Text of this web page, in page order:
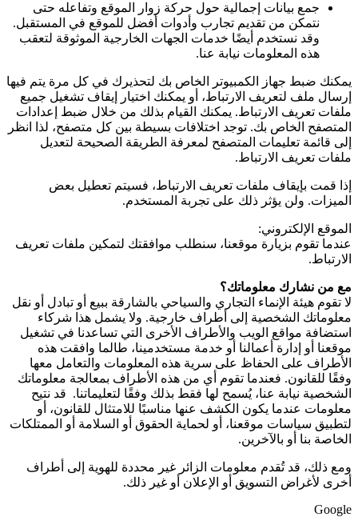
جمع بيانات إجمالية حول حركة زوار الموقع وتفاعله حتى
نتمكن من تقديم تجارب وأدوات أفضل للموقع في المستقبل.
وقد نستخدم أيضًا خدمات الجهات الخارجية الموثوقة لتعقب
هذه المعلومات نيابة عنا.
يمكنك ضبط جهاز الكمبيوتر الخاص بك لتحذيرك في كل مرة يتم فيها
إرسال ملف لتعريف الارتباط، أو يمكنك اختيار إيقاف تشغيل جميع
ملفات تعريف الارتباط. يمكنك القيام بذلك من خلال ضبط إعدادات
المتصفح الخاص بك. توجد اختلافات بسيطة بين كل متصفح، لذا انظر
إلى قائمة تعليمات المتصفح لمعرفة الطريقة الصحيحة لتعديل
ملفات تعريف الارتباط.
إذا قمت بإيقاف ملفات تعريف الارتباط، فسيتم تعطيل بعض
الميزات. ولن يؤثر ذلك على تجربة المستخدم.
الموقع الإلكتروني:
عندما تقوم بزيارة موقعنا، سنطلب موافقتك لتمكين ملفات تعريف
الارتباط.
مع من نشارك معلوماتك؟
لا تقوم هيئة الإنماء التجاري والسياحي بالشارقة ببيع أو تبادل أو نقل
معلوماتك الشخصية إلى أطراف خارجية. ولا يشمل هذا شركاء
استضافة مواقع الويب والأطراف الأخرى التي تساعدنا في تشغيل
موقعنا أو إدارة أعمالنا أو خدمة مستخدمينا، طالما وافقت هذه
الأطراف على الحفاظ على سرية هذه المعلومات والتعامل معها
وفقًا للقانون. فعندما تقوم أي من هذه الأطراف بمعالجة معلوماتك
الشخصية نيابة عنا، يُسمح لها فقط بذلك وفقًا لتعليماتنا. قد نتيح
معلومات عندما يكون الكشف عنها مناسبًا للامتثال للقانون، أو
لتطبيق سياسات موقعنا، أو لحماية الحقوق أو السلامة أو الممتلكات
الخاصة بنا أو بالآخرين.
ومع ذلك، قد تُقدم معلومات الزائر غير محددة للهوية إلى أطراف
أخرى لأغراض التسويق أو الإعلان أو غير ذلك.
Google